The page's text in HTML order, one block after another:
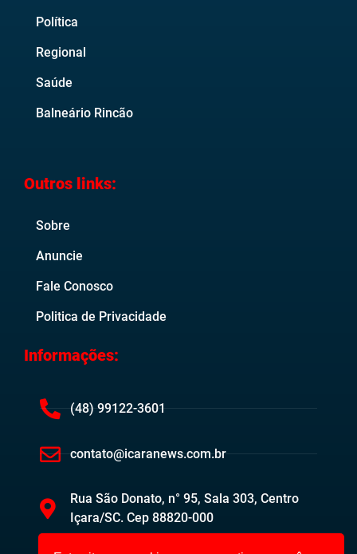
Política
Regional
Saúde
Balneário Rincão
Outros links:
Sobre
Anuncie
Fale Conosco
Politica de Privacidade
Informações:
(48) 99122-3601
contato@icaranews.com.br
Rua São Donato, n° 95, Sala 303, Centro
Içara/SC. Cep 88820-000